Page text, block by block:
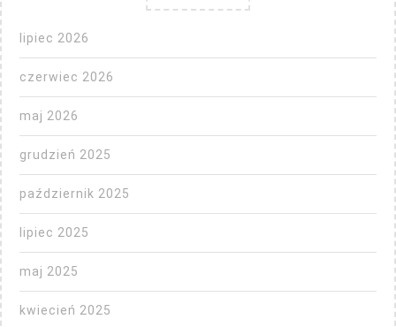
lipiec 2026
czerwiec 2026
maj 2026
grudzień 2025
październik 2025
lipiec 2025
maj 2025
kwiecień 2025